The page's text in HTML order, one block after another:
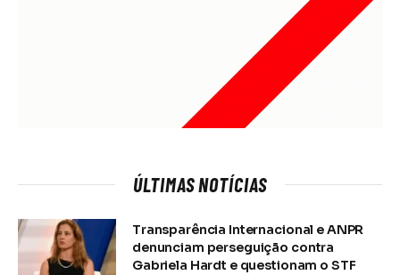
ÚLTIMAS NOTÍCIAS
Transparência Internacional e ANPR
denunciam perseguição contra
Gabriela Hardt e questionam o STF